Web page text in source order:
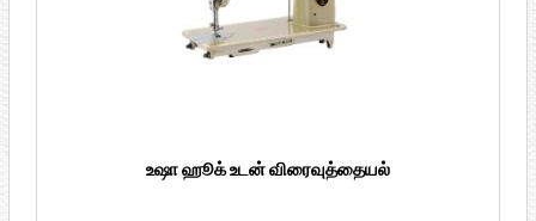
உஷா ஹூக் உடன் விரைவுத்தையல்